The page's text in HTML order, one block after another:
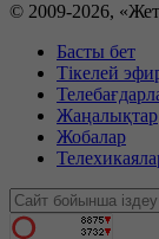
© 2009-2026,
Басты бет
Тікелей
Жаңалықтар
Жобалар